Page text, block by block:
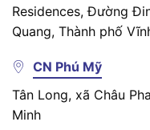
Residences, Đường
Quang, Thành phố
CN Phú Mỹ
Tân Long, xã Châu
Minh